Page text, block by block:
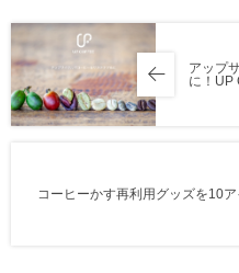
アップ
に！UP
コーヒーかす再利用グッズを10